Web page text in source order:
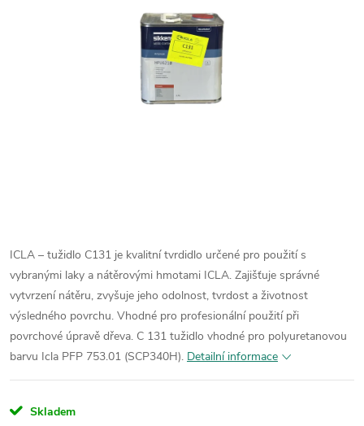
ICLA – tužidlo C131 je kvalitní tvrdidlo určené pro použití s
vybranými laky a nátěrovými hmotami ICLA. Zajišťuje správné
vytvrzení nátěru, zvyšuje jeho odolnost, tvrdost a životnost
výsledného povrchu. Vhodné pro profesionální použití při
povrchové úpravě dřeva. C 131 tužidlo vhodné pro polyuretanovou
barvu Icla PFP 753.01 (SCP340H). Detailní informace
Skladem